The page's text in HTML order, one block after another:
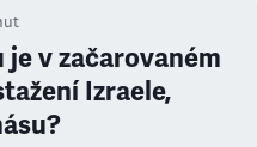
v začarovaném
Izraele,